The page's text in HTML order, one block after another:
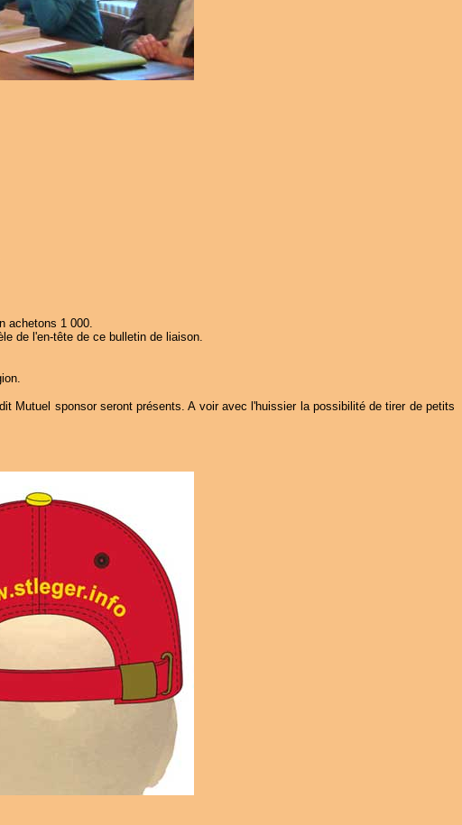
achetons 1 000.
de l'en-tête de ce bulletin de liaison.
Mutuel sponsor seront présents. A voir avec l'huissier la possibilité de tirer de petits